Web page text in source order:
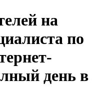
на
по
день в